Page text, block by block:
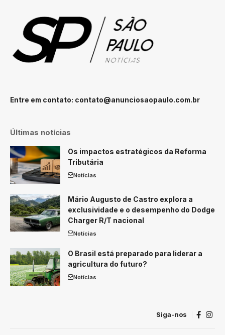
Entre em contato: contato@anunciosaopaulo.com.br
Últimas notícias
Os impactos estratégicos da Reforma
Tributária
Notícias
Mário Augusto de Castro explora a
exclusividade e o desempenho do Dodge
Charger R/T nacional
Notícias
O Brasil está preparado para liderar a
agricultura do futuro?
Notícias
Siga-nos